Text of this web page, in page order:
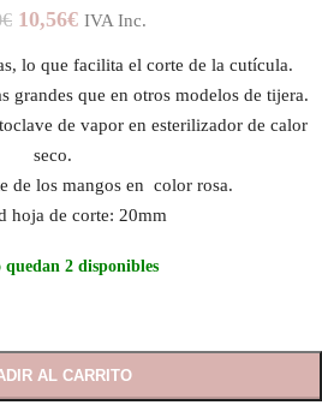
€ 10,56€ IVA Inc.
lo que facilita el corte de la cutícula.
grandes que en otros modelos de tijera.
de vapor en esterilizador de calor
seco.
de los mangos en color rosa.
hoja de corte: 20mm
quedan 2 disponibles
AL CARRITO